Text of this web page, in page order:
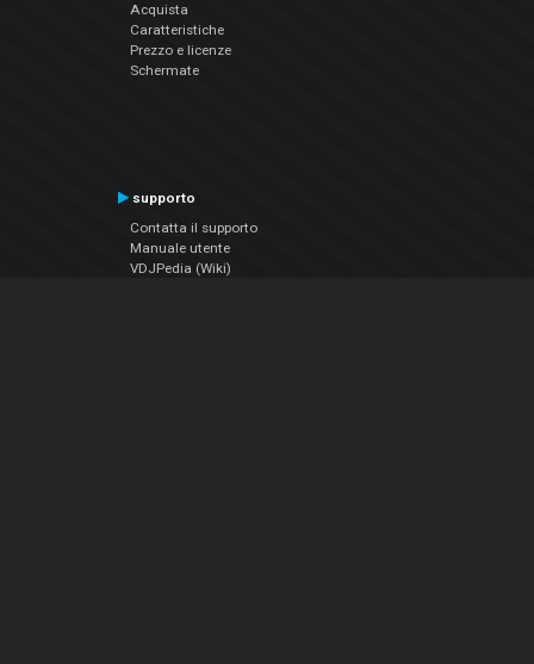
Acquista
Caratteristiche
Prezzo e licenze
Schermate
supporto
Contatta il supporto
Manuale utente
VDJPedia (Wiki)